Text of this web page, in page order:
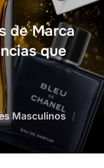
de Marca
que
Masculinos